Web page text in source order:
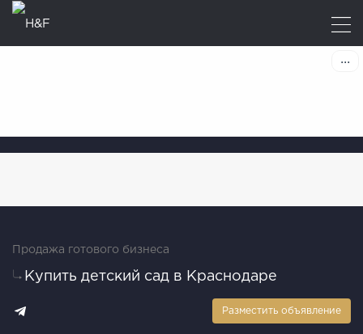
Продажа готового бизнеса
Купить детский сад в Краснодаре
Разместить объявление